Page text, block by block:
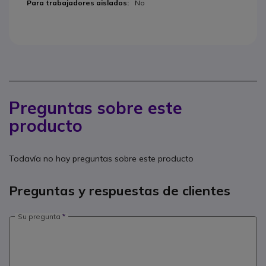
No
Preguntas sobre este
producto
Todavía no hay preguntas sobre este producto
Preguntas y respuestas de clientes
Su pregunta